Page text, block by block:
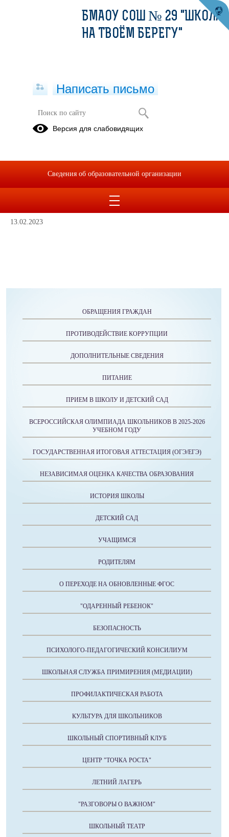
Проекты
класса (2017
год)
13.02.2023
ОБРАЩЕНИЯ ГРАЖДАН
ПРОТИВОДЕЙСТВИЕ КОРРУПЦИИ
ДОПОЛНИТЕЛЬНЫЕ СВЕДЕНИЯ
ПИТАНИЕ
ПРИЕМ В ШКОЛУ И ДЕТСКИЙ САД
ВСЕРОССИЙСКАЯ ОЛИМПИАДА ШКОЛЬНИКОВ В 2025-2026
УЧЕБНОМ ГОДУ
ГОСУДАРСТВЕННАЯ ИТОГОВАЯ АТТЕСТАЦИЯ (ОГЭ/ЕГЭ)
НЕЗАВИСИМАЯ ОЦЕНКА КАЧЕСТВА ОБРАЗОВАНИЯ
ИСТОРИЯ ШКОЛЫ
ДЕТСКИЙ САД
УЧАЩИМСЯ
РОДИТЕЛЯМ
О ПЕРЕХОДЕ НА ОБНОВЛЕННЫЕ ФГОС
"ОДАРЕННЫЙ РЕБЕНОК"
БЕЗОПАСНОСТЬ
ПСИХОЛОГО-ПЕДАГОГИЧЕСКИЙ КОНСИЛИУМ
ШКОЛЬНАЯ СЛУЖБА ПРИМИРЕНИЯ (МЕДИАЦИИ)
ПРОФИЛАКТИЧЕСКАЯ РАБОТА
КУЛЬТУРА ДЛЯ ШКОЛЬНИКОВ
ШКОЛЬНЫЙ СПОРТИВНЫЙ КЛУБ
ЦЕНТР "ТОЧКА РОСТА"
ЛЕТНИЙ ЛАГЕРЬ
"РАЗГОВОРЫ О ВАЖНОМ"
ШКОЛЬНЫЙ ТЕАТР
БМАОУ СОШ № 29 "ШКОЛА
НА ТВОЁМ БЕРЕГУ"
Написать письмо
Версия для слабовидящих
Сведения об образовательной организации